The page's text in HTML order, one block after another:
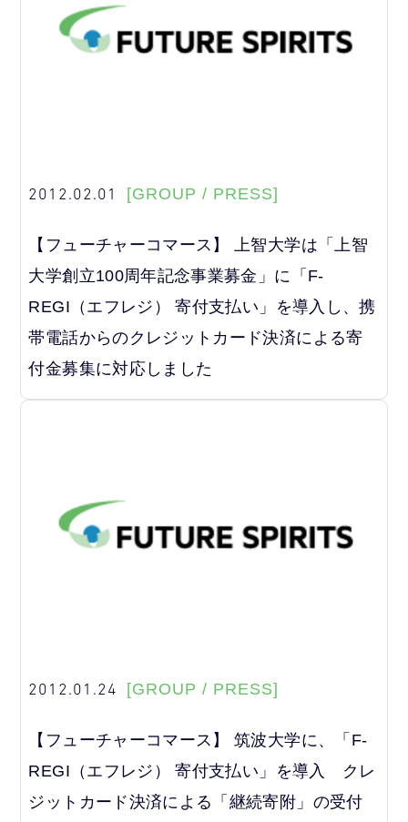
2012.02.01 [GROUP / PRESS]
【フューチャーコマース】 上智大学は「上智
大学創立100周年記念事業募金」に「F-
REGI（エフレジ） 寄付支払い」を導入し、携
帯電話からのクレジットカード決済による寄
付金募集に対応しました
2012.01.24 [GROUP / PRESS]
【フューチャーコマース】 筑波大学に、「F-
REGI（エフレジ） 寄付支払い」を導入 クレ
ジットカード決済による「継続寄附」の受付